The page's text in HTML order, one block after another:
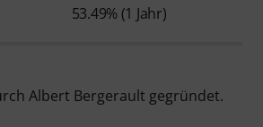
53.49% (1 Jahr)
Albert Bergerault gegründet.